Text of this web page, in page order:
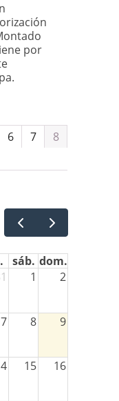
por
6 7
8
sáb. dom.
1 2
7 8 9
15 16